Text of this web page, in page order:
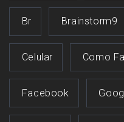
Br Brainstorm9
Celular Como
Facebook